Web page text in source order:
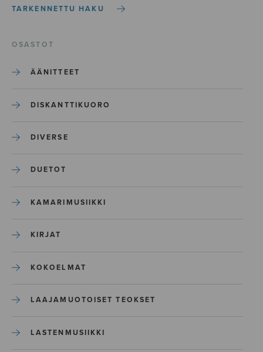
TARKENNETTU HAKU
OSASTOT
ÄÄNITTEET
DISKANTTIKUORO
DIVERSE
DUETOT
KAMARIMUSIIKKI
KIRJAT
KOKOELMAT
LAAJAMUOTOISET TEOKSET
LASTENMUSIIKKI